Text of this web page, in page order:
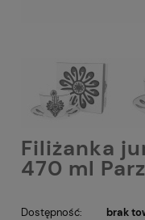
Filiżanka
470 ml
Dostępność: brak